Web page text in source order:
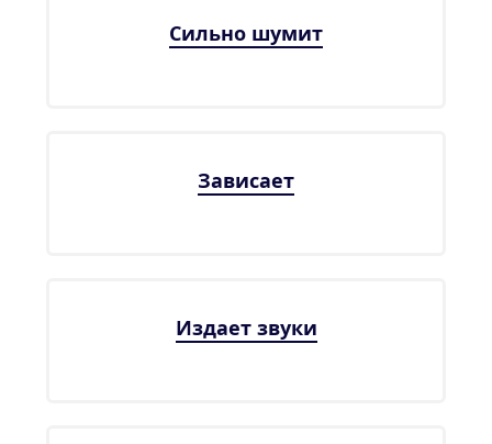
Сильно шумит
Зависает
Издает звуки